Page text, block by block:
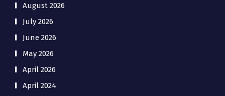
August 2026
July 2026
June 2026
May 2026
April 2026
April 2024